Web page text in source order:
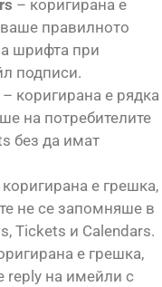
– коригирана е
правилното
шрифта при
подписи.
– коригирана е рядка
на потребителите
без да имат
е грешка,
не се запомняше в
Tickets и Calendars.
е грешка,
reply на имейли с